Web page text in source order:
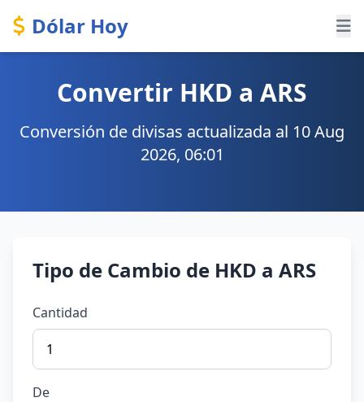
Dólar Hoy
Convertir HKD a ARS
Conversión de divisas actualizada al 10 Aug
2026, 06:01
Tipo de Cambio de HKD a ARS
Cantidad
De